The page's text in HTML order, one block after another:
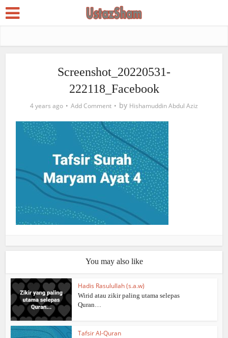
Screenshot_20220531-
222118_Facebook
4 years ago Add Comment by Hishamuddin Abdul Aziz
You may also like
Hadis Rasulullah (s.a.w)
Wirid atau zikir paling utama selepas
Quran…
Tafsir Al-Quran